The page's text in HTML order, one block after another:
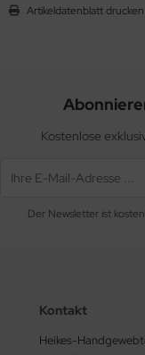
Artikeldatenblatt drucken
Kostenlose
Der Newsletter ist
Kontakt
Heikes-